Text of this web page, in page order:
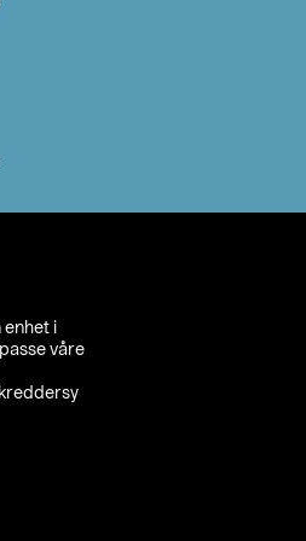
enhet i
våre